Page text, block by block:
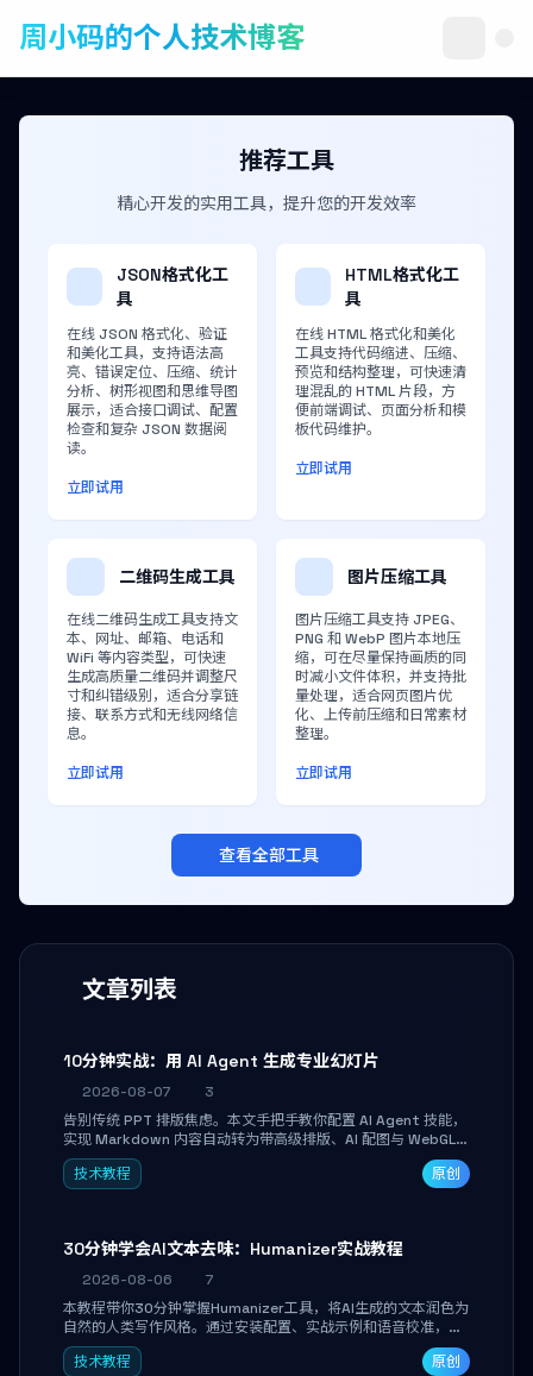
周小码的个人技术博客
文章列表
10分钟实战：用 AI Agent 生成专业幻灯片
2026-08-07
3
告别传统 PPT 排版焦虑。本文手把手教你配置 AI Agent 技能，
实现 Markdown 内容自动转为带高级排版、AI 配图与 WebGL
运行时的 HTML 幻灯片。只需专注内容，10 分钟即可产出可投
屏的专业级演示文稿。
技术教程 原创
30分钟学会AI文本去味：Humanizer实战教程
2026-08-06
7
本教程带你30分钟掌握Humanizer工具，将AI生成的文本润色为
自然的人类写作风格。通过安装配置、实战示例和语音校准，让
你的内容告别AI痕迹，匹配个人写作习惯，适合内容创作者和技
术博主。
技术教程 原创
推荐工具
精心开发的实用工具，提升您的开发效率
JSON格式化工
具
在线 JSON 格式化、验证
和美化工具，支持语法高
亮、错误定位、压缩、统计
分析、树形视图和思维导图
展示，适合接口调试、配置
检查和复杂 JSON 数据阅
读。
立即试用
HTML格式化工
具
在线 HTML 格式化和美化
工具支持代码缩进、压缩、
预览和结构整理，可快速清
理混乱的 HTML 片段，方
便前端调试、页面分析和模
板代码维护。
立即试用
二维码生成工具
在线二维码生成工具支持文
本、网址、邮箱、电话和
WiFi 等内容类型，可快速
生成高质量二维码并调整尺
寸和纠错级别，适合分享链
接、联系方式和无线网络信
息。
立即试用
图片压缩工具
图片压缩工具支持 JPEG、
PNG 和 WebP 图片本地压
缩，可在尽量保持画质的同
时减小文件体积，并支持批
量处理，适合网页图片优
化、上传前压缩和日常素材
整理。
立即试用
查看全部工具